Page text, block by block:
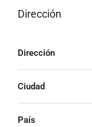
Dirección
Dirección
Ciudad
País